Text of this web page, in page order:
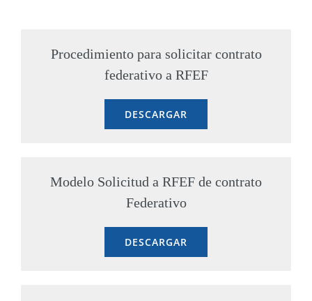
Procedimiento para solicitar contrato
federativo a RFEF
DESCARGAR
Modelo Solicitud a RFEF de contrato
Federativo
DESCARGAR